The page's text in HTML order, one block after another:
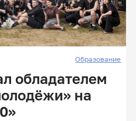
Образование
обладателем
на